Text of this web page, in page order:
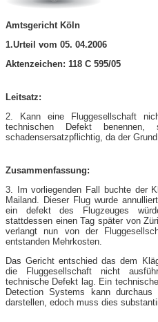
Amtsgericht Köln
1.Urteil vom 05. 04.2006
Aktenzeichen: 118 C 595/05
Leitsatz:
2. Kann eine Fluggesellschaft
technischen Defekt
schadensersatzpflichtig, da der
Zusammenfassung:
3. Im vorliegenden Fall buchte der
Mailand. Dieser Flug wurde
ein defekt des Flugzeuges
stattdessen einen Tag später von
verlangt nun von der
entstanden Mehrkosten.
Das Gericht entschied das dem
die Fluggesellschaft nicht
technische Defekt lag. Ein
Detection Systems kann durchaus
darstellen, edoch muss dies